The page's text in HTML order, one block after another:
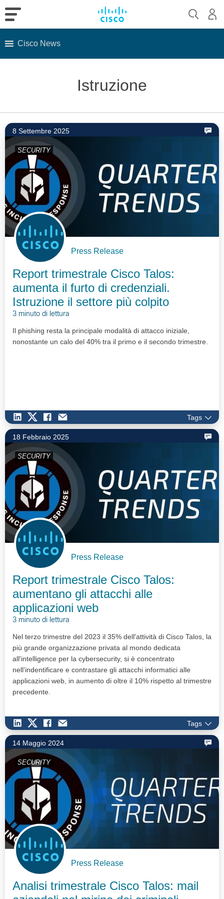
Cisco News
Istruzione
8 Settembre 2025
SECURITY
Press Release
Report trimestrale Cisco Talos:
aumenta il furto di credenziali.
Istruzione il settore più colpito
3 minuto di lettura
Il phishing resta la principale modalità di attacco iniziale,
nonostante un calo del 40% tra il primo e il secondo trimestre.
Tags
18 Febbraio 2025
SECURITY
Press Release
Report trimestrale Cisco Talos:
aumentano gli attacchi alle
applicazioni web
3 minuto di lettura
Nel terzo trimestre del 2023 il 35% dell'attività di Cisco Talos, la
più grande organizzazione privata al mondo dedicata
all'intelligence per la cybersecurity, si è concentrato
nell’indentificare e contrastare gli attacchi informatici alle
applicazioni web, in aumento di oltre il 10% rispetto al trimestre
precedente.
Tags
14 Maggio 2024
SECURITY
Press Release
Analisi trimestrale Cisco Talos: mail